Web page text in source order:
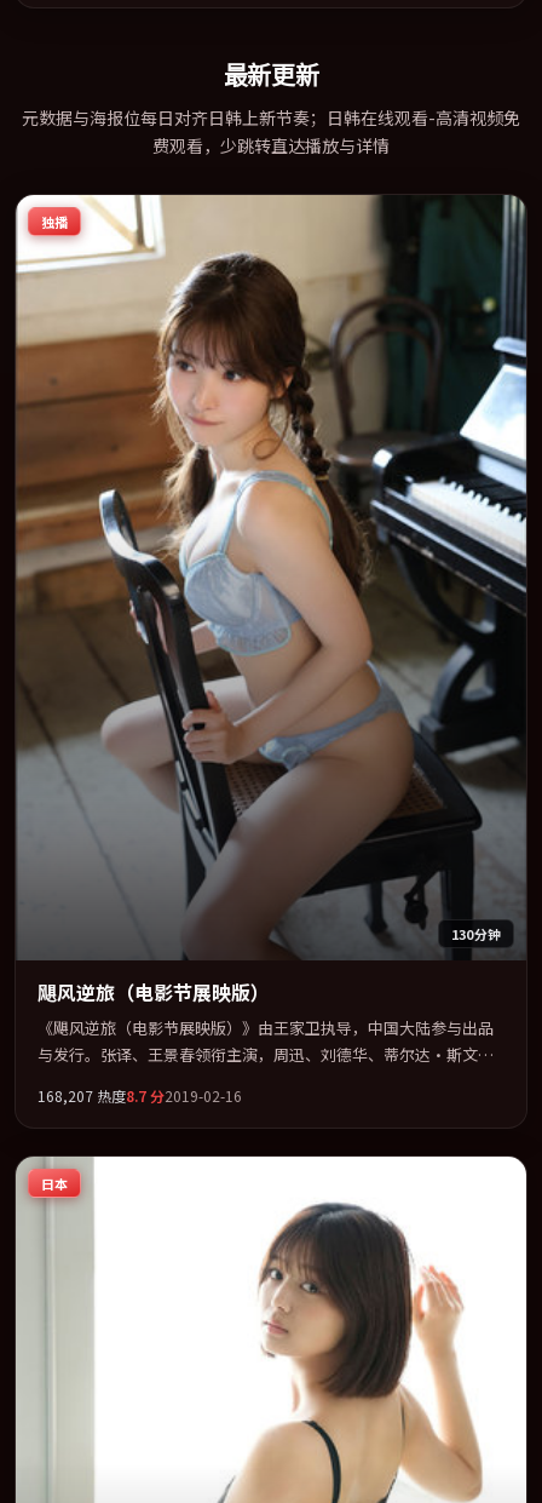
2025-04-13 在内地院线及主流平台同步亮相，2025 年度话题片中口
最新更新
元数据与海报位每日对齐日韩上新节奏；日韩在线观看-高清视频免
费观看，少跳转直达播放与详情
独播
130分钟
飓风逆旅（电影节展映版）
《飓风逆旅（电影节展映版）》由王家卫执导，中国大陆参与出品
与发行。张译、王景春领衔主演，周迅、刘德华、蒂尔达·斯文
叠。全片以「剧情」类型为骨架，在叙事、表演与视听上力求统
一。定于 2019-06-13 在内地院线及主流平台同步亮相，2019 年度
话题片中口碑稳健，适合喜欢强情节与人物弧光的观众完整观看。
168,207 热度8.7分2019-02-16
日本